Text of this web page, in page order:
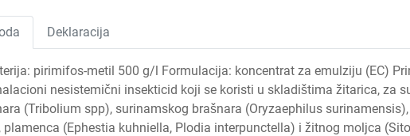
Deklaracija
pirimifos-metil 500 g/l Formulacija: koncentrat za emulziju (EC)
nesistemični insekticid koji se koristi u skladištima žitarica, za
(Tribolium spp), surinamskog brašnara (Oryzaephilus
(Ephestia kuhniella, Plodia interpunctella) i žitnog moljca